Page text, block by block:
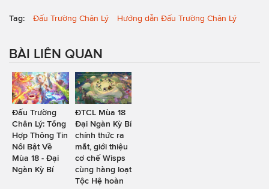
Tag: Đấu Trường Chân Lý Hướng dẫn Đấu Trường Chân Lý
BÀI LIÊN QUAN
Đấu Trường
Chân Lý: Tổng
Hợp Thông Tin
Nổi Bật Về
Mùa 18 - Đại
Ngàn Kỳ Bí
ĐTCL Mùa 18
Đại Ngàn Kỳ Bí
chính thức ra
mắt, giới thiệu
cơ chế Wisps
cùng hàng loạt
Tộc Hệ hoàn